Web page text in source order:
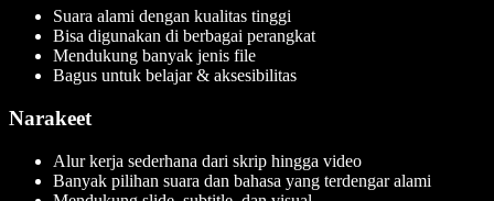
Suara alami dengan kualitas tinggi
Bisa digunakan di berbagai perangkat
Mendukung banyak jenis file
Bagus untuk belajar & aksesibilitas
Narakeet
Alur kerja sederhana dari skrip hingga video
Banyak pilihan suara dan bahasa yang terdengar alami